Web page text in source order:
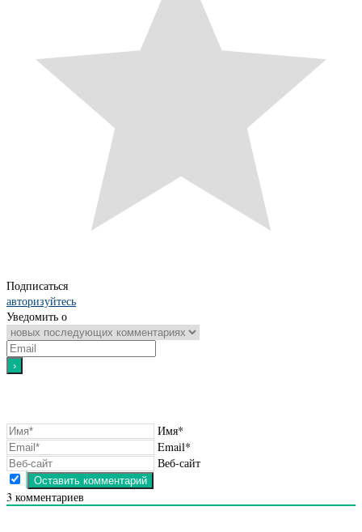
Подписаться
авторизуйтесь
Уведомить о
Имя*
Email*
Веб-сайт
3 комментариев